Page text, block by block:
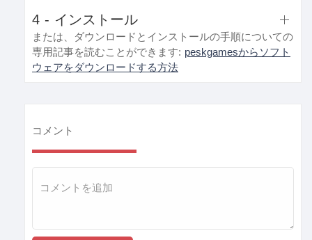
4 - インストール
または、ダウンロードとインストールの手順についての
専用記事を読むことができます: peskgamesからソフト
ウェアをダウンロードする方法
コメント